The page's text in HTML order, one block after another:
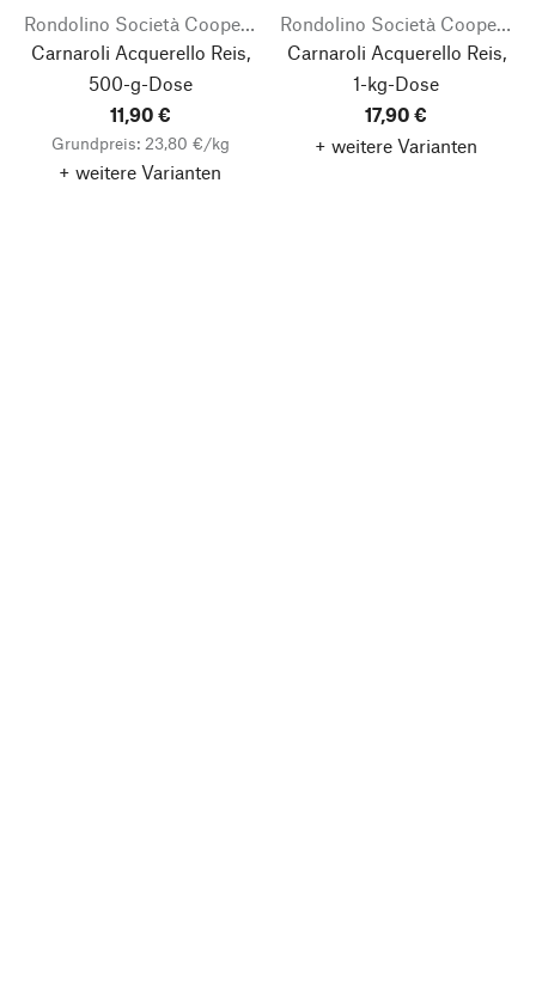
Rondolino Società Cooperativà Agricola
Carnaroli Acquerello Reis,
500-g-Dose
11,90 €
Grundpreis: 23,80 €/kg
+ weitere Varianten
Rondolino Società Cooperativà Agricola
Carnaroli Acquerello Reis,
1-kg-Dose
17,90 €
+ weitere Varianten